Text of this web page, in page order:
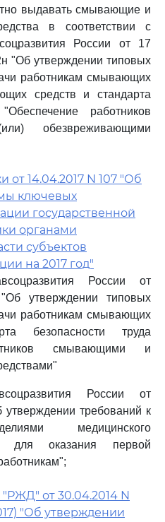
выдавать смывающие и
в соответствии с
России от 17
"Об утверждении типовых
работникам смывающих
средств и стандарта
работников
обезвреживающими
14.04.2017 N 107 "Об
ключевых
государственной
органами
субъектов
на 2017 год"
России от
утверждении типовых
работникам смывающих
безопасности труда
смывающими и
России от
требований к
медицинского
для оказания первой
от 30.04.2014 N
"Об утверждении